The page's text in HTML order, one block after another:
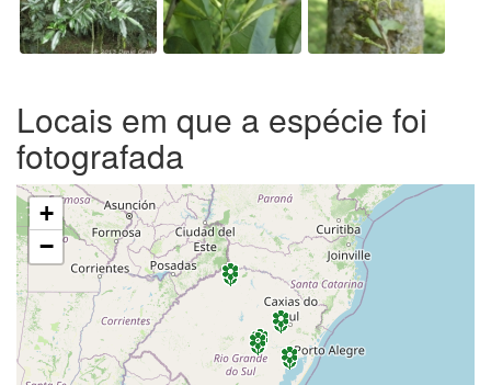
Locais em que a espécie foi
fotografada
+
−